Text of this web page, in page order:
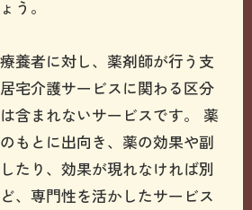
う。
養者に対し、薬剤師が行う支
宅介護サービスに関わる区分
含まれないサービスです。 薬
もとに出向き、薬の効果や副
たり、効果が現れなければ別
、専門性を活かしたサービス